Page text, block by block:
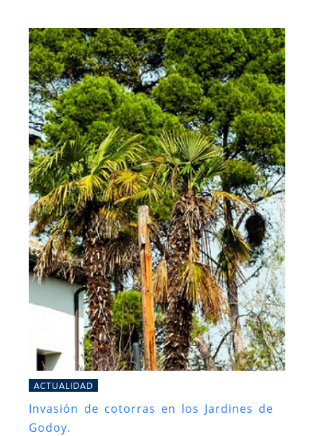
ACTUALIDAD
Invasión de cotorras en los Jardines de
Godoy.